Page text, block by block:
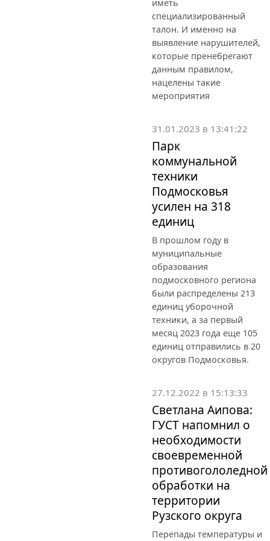
иметь
специализированный
талон. И именно на
выявление нарушителей,
которые пренебрегают
данным правилом,
нацелены такие
мероприятия
31.01.2023 в 13:41:22
Парк
коммунальной
техники
Подмосковья
усилен на 318
единиц
В прошлом году в
муниципальные
образования
подмосковного региона
были распределены 213
единиц уборочной
техники, а за первый
месяц 2023 года еще 105
единиц отправились в 20
округов Подмосковья.
27.12.2022 в 15:13:33
Светлана Аипова:
ГУСТ напомнил о
необходимости
своевременной
противогололедной
обработки на
территории
Рузского округа
Перепады температуры и